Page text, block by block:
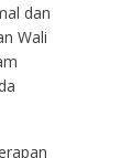
dan
Wali